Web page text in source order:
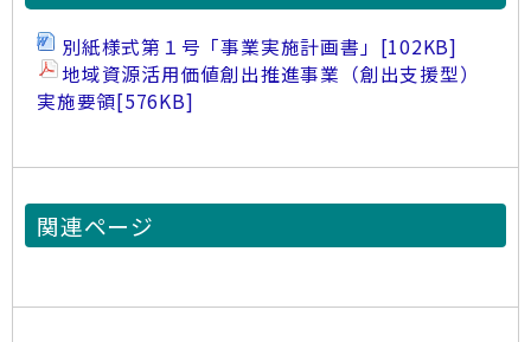
別紙様式第１号「事業実施計画書」 [102KB]
地域資源活用価値創出推進事業（創出支援型）
実施要領[576KB]
関連ページ